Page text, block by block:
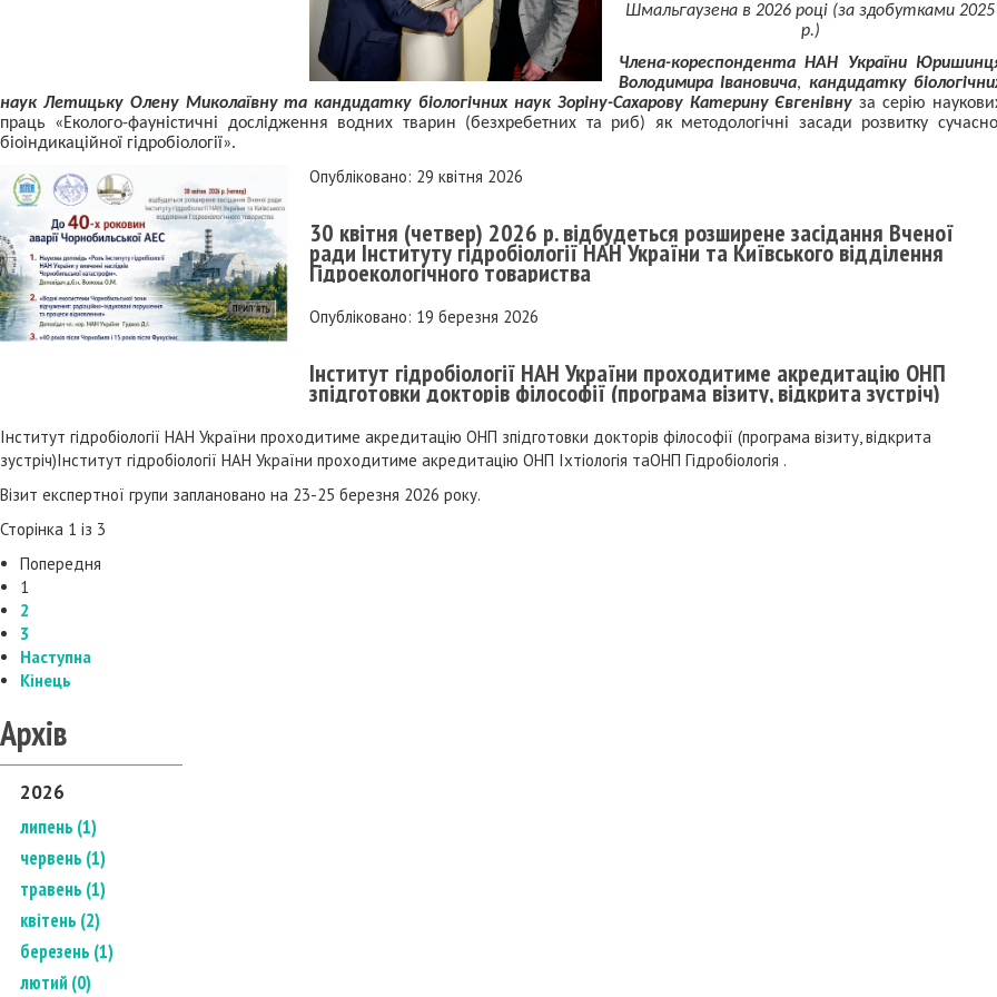
Шмальгаузена в 2026 році (за здобутками 2025
р.)
Члена-кореспондента НАН України
Володимира Івановича, кандидатку
наук Летицьку Олену Миколаївну та кандидатку біологічних наук Зоріну-Сахарову Катерину Євгенівну за серію
праць «Еколого-фауністичні дослідження водних тварин (безхребетних та риб) як методологічні засади розвитку
біоіндикаційної гідробіології».
Опубліковано: 29 квітня 2026
30 квітня (четвер) 2026 р. відбудеться розширене засідання Вченої
ради Інституту гідробіології НАН України та Київського відділення
Гідроекологічного товариства
Опубліковано: 19 березня 2026
Інститут гідробіології НАН України проходитиме акредитацію ОНП
зпідготовки докторів філософії (програма візиту, відкрита зустріч)
Інститут гідробіології НАН України проходитиме акредитацію ОНП зпідготовки докторів філософії (програма візиту, відкрита
зустріч)Інститут гідробіології НАН України проходитиме акредитацію ОНП Іхтіологія таОНП Гідробіологія .
Візит експертної групи заплановано на 23-25 березня 2026 року.
Сторінка 1 із 3
Попередня
1
2
3
Наступна
Кінець
Архів
2026
липень (1)
червень (1)
травень (1)
квітень (2)
березень (1)
лютий (0)